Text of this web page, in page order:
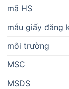
mã HS
mẫu giấy đăng
môi trường
MSC
MSDS